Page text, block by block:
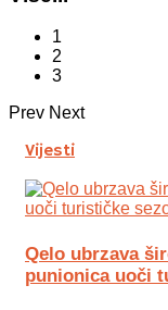
1
2
3
Prev Next
Vijesti
Qelo ubrzava
punionica uoči